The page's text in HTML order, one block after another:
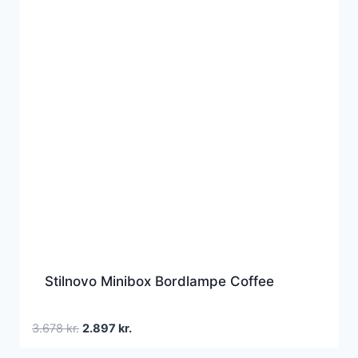
Stilnovo Minibox Bordlampe Coffee
3.678kr. Den
2.897 kr.Den